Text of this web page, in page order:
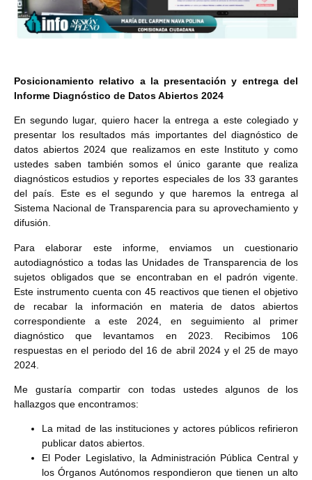
Posicionamiento relativo a la presentación y entrega del
Informe Diagnóstico de Datos Abiertos 2024
En segundo lugar, quiero hacer la entrega a este colegiado y
presentar los resultados más importantes del diagnóstico de
datos abiertos 2024 que realizamos en este Instituto y como
ustedes saben también somos el único garante que realiza
diagnósticos estudios y reportes especiales de los 33 garantes
del país. Este es el segundo y que haremos la entrega al
Sistema Nacional de Transparencia para su aprovechamiento y
difusión.
Para elaborar este informe, enviamos un cuestionario
autodiagnóstico a todas las Unidades de Transparencia de los
sujetos obligados que se encontraban en el padrón vigente.
Este instrumento cuenta con 45 reactivos que tienen el objetivo
de recabar la información en materia de datos abiertos
correspondiente a este 2024, en seguimiento al primer
diagnóstico que levantamos en 2023. Recibimos 106
respuestas en el periodo del 16 de abril 2024 y el 25 de mayo
2024.
Me gustaría compartir con todas ustedes algunos de los
hallazgos que encontramos:
La mitad de las instituciones y actores públicos refirieron
publicar datos abiertos.
El Poder Legislativo, la Administración Pública Central y
los Órganos Autónomos respondieron que tienen un alto